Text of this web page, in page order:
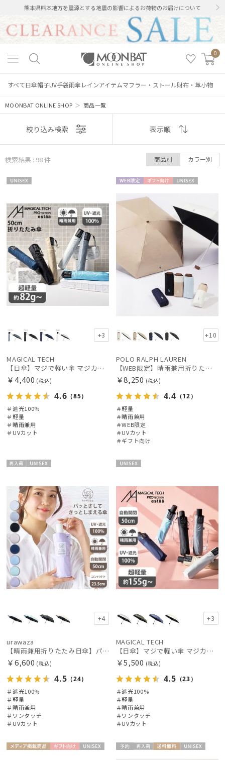
熊本県熊本地方を震源とする地震の影響によるお荷物のお届けについて
0
すべて日傘帽子UV手袋雨傘 レインアイテムマフラー・ストール財布・革小物
MOONBAT ONLINE SHOP ＞商品一覧
表示
おすすめ
価格の高い
順
価格の低い
順
人気順
売上点数順
絞り込み検索 表示順
検索結果 : 98件 商品別 カラー別
+3
MAGICAL TECH
【日傘】マジで軽い傘 マジカルテックプロテクション(MAGICAL TECH PROTECTION)50cm 晴雨兼用傘折りたたみ日傘 一級遮光100% UV 軽量 人気 レディース メンズ
￥4,400 (税込)
4.6 （85）
＃遮光100%
＃軽量
＃晴雨兼用
＃UVカット
定
向け
+10
POLO RALPH LAUREN
【WEB限定】晴雨兼用折りたたみ日傘 ポロ ラルフ ローレン ポロポニー刺繍 POLO BEAR 雨の日OK 遮光100% 遮熱 簡単開閉 UV100% 晴雨兼用
￥8,250 (税込)
4.4 （12）
＃軽量
＃晴雨兼用
＃WEB限定
＃UVカット
＃ギフト向け
+4
urawaza
【晴雨兼用折りたたみ日傘】パッとさして、サッとしまえる傘コワザ(kowaza) プレーン 50 遮光100% UV100% 自動開閉傘 ワンタッチ
￥6,600 (税込)
4.5 （24）
＃遮光100%
＃軽量
＃晴雨兼用
＃ワンタッチ
＃UVカット
+3
MAGICAL TECH
【日傘】マジで軽い傘 マジカルテックプロテクション(MAGICAL TECH PROTECTION) 50cm 晴雨兼用傘自動開閉折りたたみ日傘 一級遮光100% UV 軽量 機能性 人気
￥5,500 (税込)
4.5 （23）
＃遮光100%
＃軽量
＃晴雨兼用
＃ワンタッチ
＃UVカット